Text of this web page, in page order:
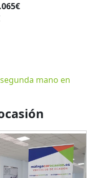
mano en